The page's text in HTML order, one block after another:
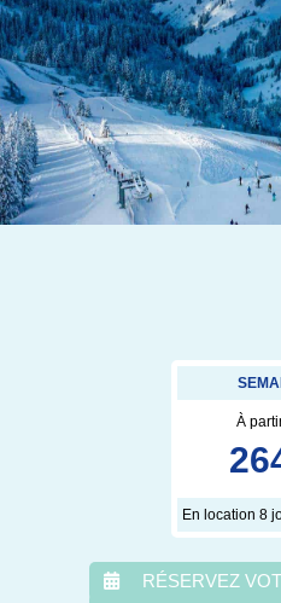
À
En location 8
RÉSERVEZ